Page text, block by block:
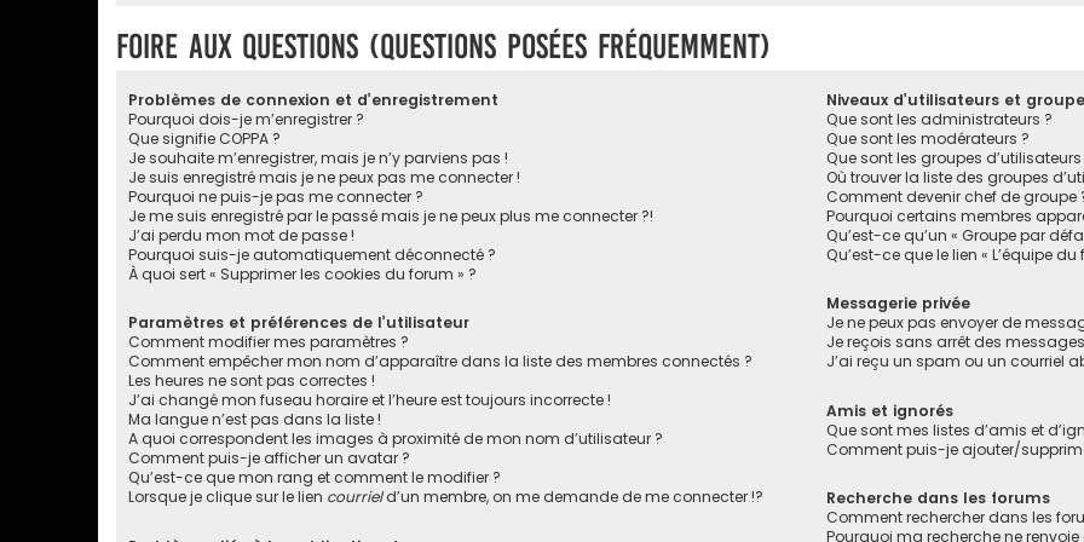
Foire aux questions (Questions posées fréquemment)
Problèmes de connexion et d’enregistrement
Pourquoi dois-je m’enregistrer ?
Que signifie COPPA ?
Je souhaite m’enregistrer, mais je n’y parviens pas !
Je suis enregistré mais je ne peux pas me connecter !
Pourquoi ne puis-je pas me connecter ?
Je me suis enregistré par le passé mais je ne peux plus me connecter ?!
J’ai perdu mon mot de passe !
Pourquoi suis-je automatiquement déconnecté ?
À quoi sert « Supprimer les cookies du forum » ?
Paramètres et préférences de l’utilisateur
Comment modifier mes paramètres ?
Comment empêcher mon nom d’apparaître dans la liste des membres connectés ?
Les heures ne sont pas correctes !
J’ai changé mon fuseau horaire et l’heure est toujours incorrecte !
Ma langue n’est pas dans la liste !
A quoi correspondent les images à proximité de mon nom d’utilisateur ?
Comment puis-je afficher un avatar ?
Qu’est-ce que mon rang et comment le modifier ?
Lorsque je clique sur le lien courrield’un membre, on me demande de me connecter !?
Niveaux d’utilisateurs et
Que sont les administrateurs ?
Que sont les modérateurs ?
Que sont les groupes d’utilisateurs
Où trouver la liste des groupes
Comment devenir chef de groupe
Pourquoi certains membres
Qu’est-ce qu’un « Groupe par
Qu’est-ce que le lien « L’équipe du
Messagerie privée
Je ne peux pas envoyer de
Je reçois sans arrêt des
J’ai reçu un spam ou un courriel
Amis et ignorés
Que sont mes listes d’amis et
Comment puis-je ajouter/
Recherche dans les forums
Comment rechercher dans les
Pourquoi ma recherche ne